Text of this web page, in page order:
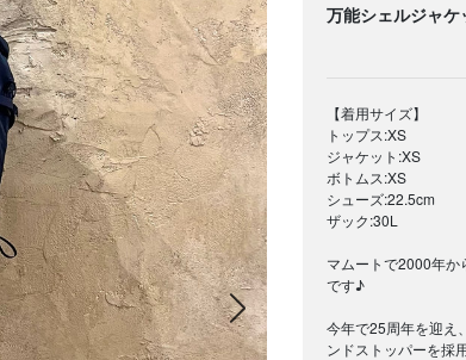
次の画像
万能シェルジャケ
【着用サイズ】
トップス:XS
ジャケット:XS
ボトムス:XS
シューズ:22.5cm
ザック:30L
マムートで2000年か
です♪
今年で25周年を迎え
ンドストッパーを採